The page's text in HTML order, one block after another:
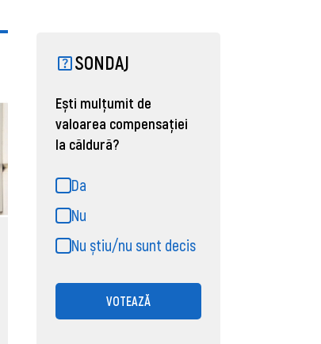
SONDAJ
Ești mulțumit de
valoarea compensației
la căldură?
Da
Nu
Nu știu/nu sunt decis
VOTEAZĂ